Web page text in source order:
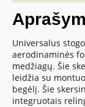
Universalus
aerodinaminės
medžiagų. Šie
leidžia su
begėlį. Šie
integruotais